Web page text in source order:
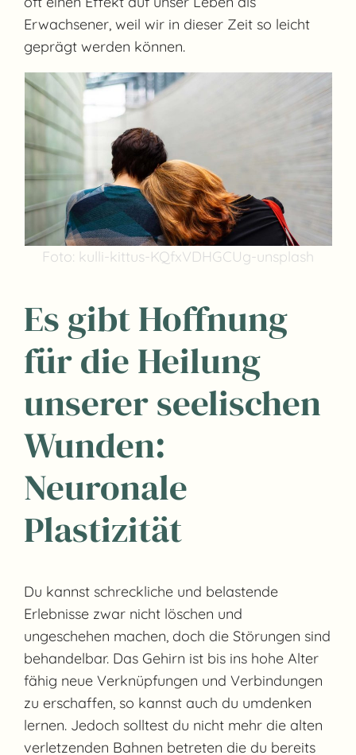
Erwachsener, weil wir in dieser Zeit so leicht
geprägt werden können.
Foto: kulli-kittus-KQfxVDHGCUg-unsplash
Es gibt Hoffnung
für die Heilung
unserer seelischen
Wunden:
Neuronale
Plastizität
Du kannst schreckliche und belastende
Erlebnisse zwar nicht löschen und
ungeschehen machen, doch die Störungen sind
behandelbar. Das Gehirn ist bis ins hohe Alter
fähig neue Verknüpfungen und Verbindungen
zu erschaffen, so kannst auch du umdenken
lernen. Jedoch solltest du nicht mehr die alten
verletzenden Bahnen betreten die du bereits